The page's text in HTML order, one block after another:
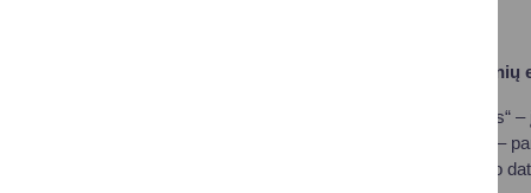
Informacija
Tema: „Pasakos“
Vieta: tradicinė –
Eglučių statymo